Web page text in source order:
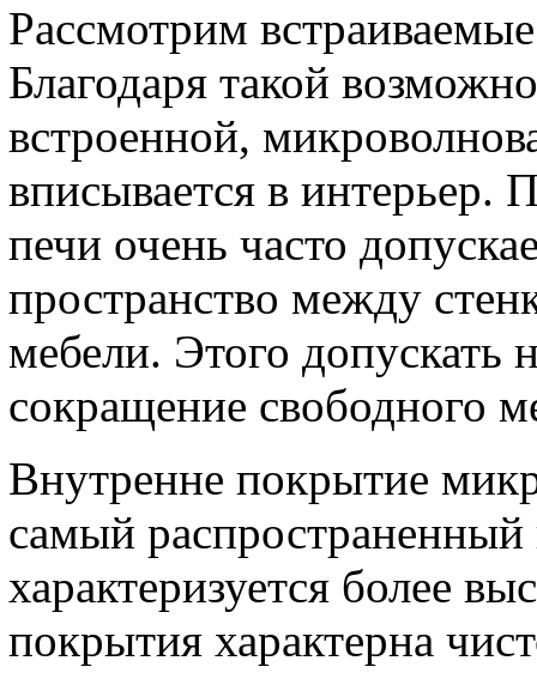
Рассмотрим
Благодаря такой
встроенной,
вписывается в интерьер.
печи очень часто
пространство между
мебели. Этого допускать
сокращение свободного
Внутренне покрытие
самый
характеризуется более
покрытия характерна